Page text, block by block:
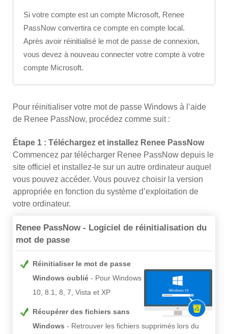
Si votre compte est un compte Microsoft, Renee
PassNow convertira ce compte en compte local.
Après avoir réinitialisé le mot de passe de connexion,
vous devez à nouveau connecter votre compte à votre
compte Microsoft.
Pour réinitialiser votre mot de passe Windows à l’aide
de Renee PassNow, procédez comme suit :
Étape 1 : Téléchargez et installez Renee PassNow
Commencez par télécharger Renee PassNow depuis le
site officiel et installez-le sur un autre ordinateur auquel
vous pouvez accéder. Vous pouvez choisir la version
appropriée en fonction du système d’exploitation de
votre ordinateur.
Renee PassNow - Logiciel de réinitialisation du
mot de passe
Réinitialiser le mot de passe
Windows oublié
Pour Windows
10, 8.1, 8, 7, Vista et XP
Récupérer des fichiers sans
Windows
Retrouver les fichiers supprimés lors du